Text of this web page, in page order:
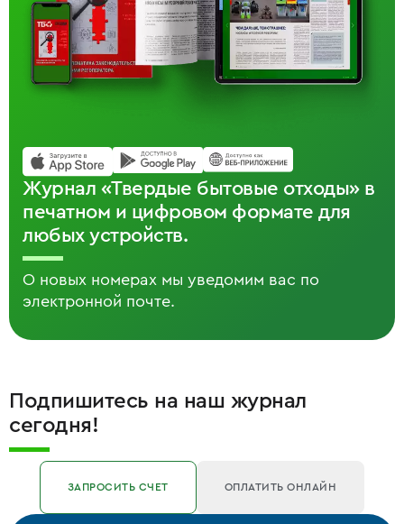
Журнал «Твердые бытовые отходы» в
печатном и цифровом формате для
любых устройств.
О новых номерах мы уведомим вас по
электронной почте.
Подпишитесь на наш журнал
сегодня!
ЗАПРОСИТЬ СЧЕТ ОПЛАТИТЬ ОНЛАЙН